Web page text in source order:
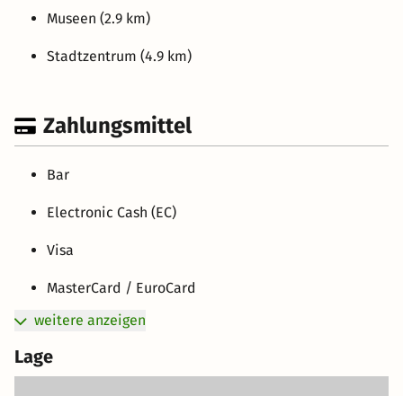
Museen (2.9 km)
Stadtzentrum (4.9 km)
Zahlungsmittel
Bar
Electronic Cash (EC)
Visa
MasterCard / EuroCard
weitere anzeigen
Lage